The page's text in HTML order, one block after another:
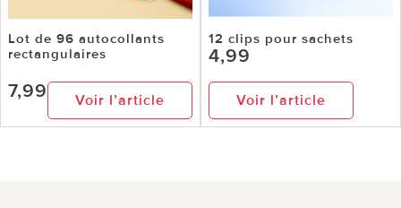
Lot de 96 autocollants
rectangulaires
7,99 Voir l’article
12 clips pour sachets
4,99
Voir l’article